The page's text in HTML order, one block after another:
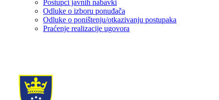
Postupci javnih nabavki
Odluke o izboru ponuđača
Odluke o poništenju/otkazivanju postupaka
Praćenje realizacije ugovora